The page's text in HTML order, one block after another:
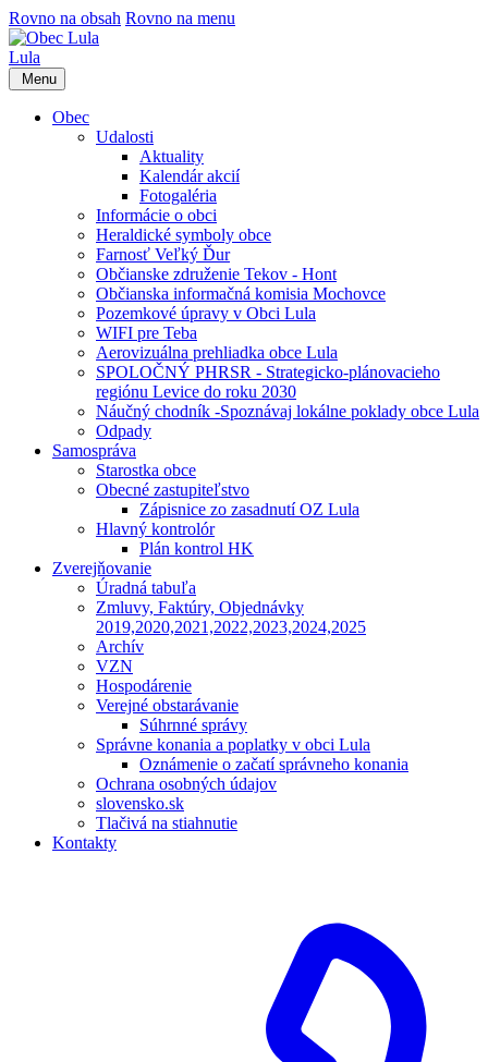
Rovno na obsah Rovno na menu
Lula
Menu
Obec
Udalosti
Aktuality
Kalendár akcií
Fotogaléria
Informácie o obci
Heraldické symboly obce
Farnosť Veľký Ďur
Občianske združenie Tekov - Hont
Občianska informačná komisia Mochovce
Pozemkové úpravy v Obci Lula
WIFI pre Teba
Aerovizuálna prehliadka obce Lula
SPOLOČNÝ PHRSR - Strategicko-plánovacieho
regiónu Levice do roku 2030
Náučný chodník -Spoznávaj lokálne poklady obce Lula
Odpady
Samospráva
Starostka obce
Obecné zastupiteľstvo
Zápisnice zo zasadnutí OZ Lula
Hlavný kontrolór
Plán kontrol HK
Zverejňovanie
Úradná tabuľa
Zmluvy, Faktúry, Objednávky
2019,2020,2021,2022,2023,2024,2025
Archív
VZN
Hospodárenie
Verejné obstarávanie
Súhrnné správy
Správne konania a poplatky v obci Lula
Oznámenie o začatí správneho konania
Ochrana osobných údajov
slovensko.sk
Tlačivá na stiahnutie
Kontakty